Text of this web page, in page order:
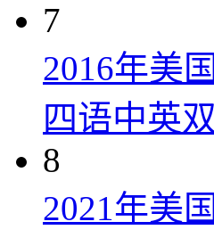
7
2016年美
四语中英
8
2021年美